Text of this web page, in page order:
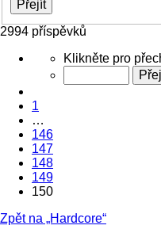
2994 příspěvků
Stránka
150
150
Klikněte pro
1
…
146
147
148
149
150
Zpět na „Hardcore“